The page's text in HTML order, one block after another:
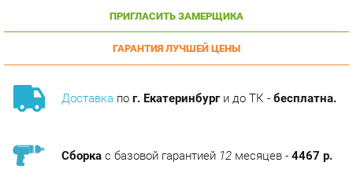
ГАРАНТИЯ ЛУЧШЕЙ ЦЕНЫ
Доставкапог. Екатеринбурги до ТК -бесплатна.